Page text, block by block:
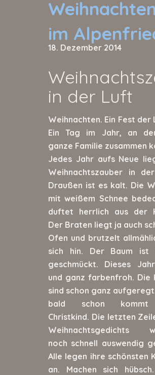
Weihnachten
im
18. Dezember 2014
in der Luft
Weihnachten. Ein Fest der
Ein Tag im Jahr, an
ganze Familie zusammen
Jedes Jahr aufs Neue
Weihnachtszauber in
Draußen ist es kalt. Die
mit weißem Schnee
duftet herrlich aus der
Der Braten liegt ja auch
Ofen und brutzelt
sich hin. Der Baum ist
geschmückt. Dieses
und ganz farbenfroh. Die
sind schon ganz
bald schon
Christkind. Die letzten
Weihnachtsgedichts
noch schnell auswendig
Alle legen ihre schönsten
an. Machen sich